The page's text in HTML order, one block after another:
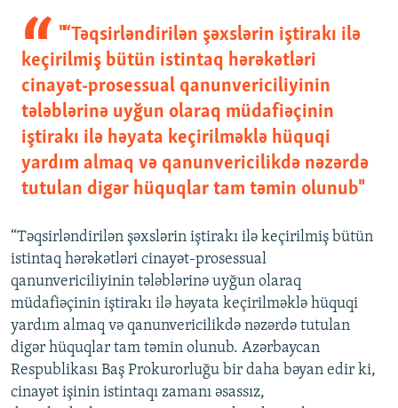
"“Təqsirləndirilən şəxslərin iştirakı ilə
keçirilmiş bütün istintaq hərəkətləri
cinayət-prosessual qanunvericiliyinin
tələblərinə uyğun olaraq müdafiəçinin
iştirakı ilə həyata keçirilməklə hüquqi
yardım almaq və qanunvericilikdə nəzərdə
tutulan digər hüquqlar tam təmin olunub"
“Təqsirləndirilən şəxslərin iştirakı ilə keçirilmiş bütün
istintaq hərəkətləri cinayət-prosessual
qanunvericiliyinin tələblərinə uyğun olaraq
müdafiəçinin iştirakı ilə həyata keçirilməklə hüquqi
yardım almaq və qanunvericilikdə nəzərdə tutulan
digər hüquqlar tam təmin olunub. Azərbaycan
Respublikası Baş Prokurorluğu bir daha bəyan edir ki,
cinayət işinin istintaqı zamanı əsassız,